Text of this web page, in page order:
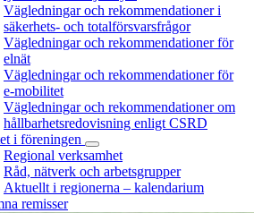
Vägledningar och rekommendationer i
säkerhets- och totalförsvarsfrågor
Vägledningar och rekommendationer för
elnät
Vägledningar och rekommendationer för
e-mobilitet
Vägledningar och rekommendationer om
hållbarhetsredovisning enligt CSRD
i föreningen
Regional verksamhet
Råd, nätverk och arbetsgrupper
Aktuellt i regionerna – kalendarium
remisser